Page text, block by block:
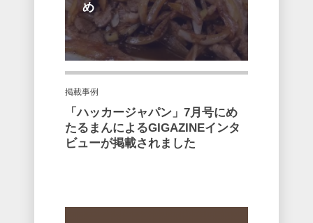
め
掲載事例
「ハッカージャパン」7月号にめ
たるまんによるGIGAZINEインタ
ビューが掲載されました